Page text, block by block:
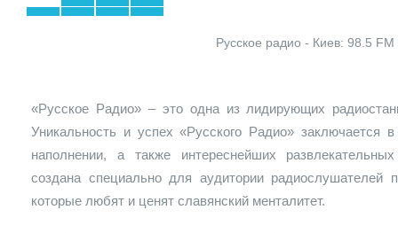
Русское радио - Киев: 98.5 FM
«Русское Радио» – это одна из лидирующих
Уникальность и успех «Русского Радио» заключается
наполнении, а также интереснейших
создана специально для аудитории радиослушателей
которые любят и ценят славянский менталитет.